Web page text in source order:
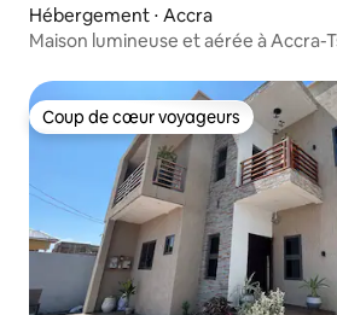
Hébergement ⋅ Accra
Maison lumineuse et aérée à Accra-
Coup de cœur voyageurs
Coup de cœur voyageurs